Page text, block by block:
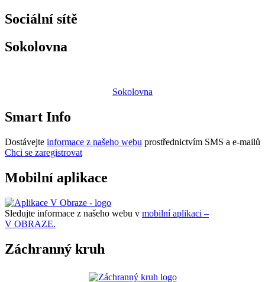
Sociální sítě
Sokolovna
Sokolovna
Smart Info
Dostávejte informace z našeho webu prostřednictvím SMS a e-mailů
Chci se zaregistrovat
Mobilní aplikace
Sledujte informace z našeho webu v mobilní aplikaci –
V OBRAZE.
Záchranný kruh